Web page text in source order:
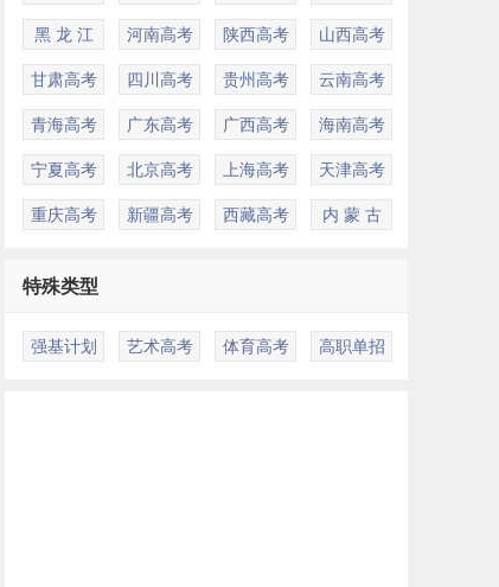
黑 龙 江 河南高考 陕西高考 山西高考
甘肃高考 四川高考 贵州高考 云南高考
青海高考 广东高考 广西高考 海南高考
宁夏高考 北京高考 上海高考 天津高考
重庆高考 新疆高考 西藏高考 内 蒙 古
特殊类型
强基计划 艺术高考 体育高考 高职单招